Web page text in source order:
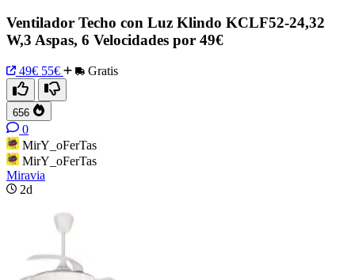
Ventilador Techo con Luz Klindo KCLF52-24,32
W,3 Aspas, 6 Velocidades por 49€
49€ 55€ Gratis
656
0
MirY_oFerTas
MirY_oFerTas
Miravia
2d